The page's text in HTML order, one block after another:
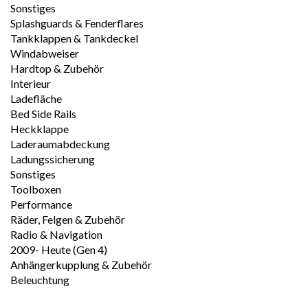
Sonstiges
Splashguards & Fenderflares
Tankklappen & Tankdeckel
Windabweiser
Hardtop & Zubehör
Interieur
Ladefläche
Bed Side Rails
Heckklappe
Laderaumabdeckung
Ladungssicherung
Sonstiges
Toolboxen
Performance
Räder, Felgen & Zubehör
Radio & Navigation
2009- Heute (Gen 4)
Anhängerkupplung & Zubehör
Beleuchtung